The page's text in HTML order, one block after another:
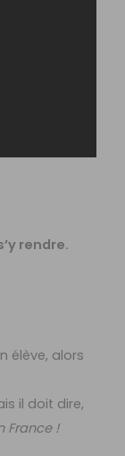
rendre.
élève, alors
il doit dire,
France !